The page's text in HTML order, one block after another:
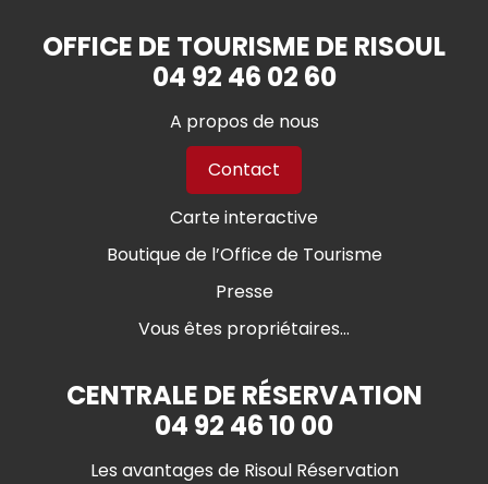
OFFICE DE TOURISME DE RISOUL
04 92 46 02 60
A propos de nous
Contact
Carte interactive
Boutique de l’Office de Tourisme
Presse
Vous êtes propriétaires...
CENTRALE DE RÉSERVATION
04 92 46 10 00
Les avantages de Risoul Réservation